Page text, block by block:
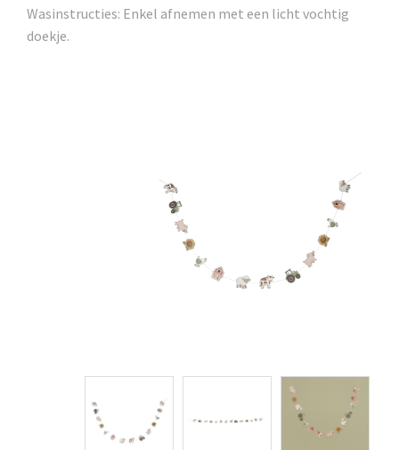
Wasinstructies: Enkel afnemen met een licht vochtig
doekje.